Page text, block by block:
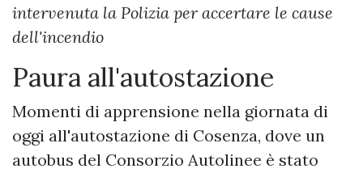
intervenuta la Polizia per accertare le cause
dell'incendio
Paura all'autostazione
Momenti di apprensione nella giornata di
oggi all'autostazione di Cosenza, dove un
autobus del Consorzio Autolinee è stato